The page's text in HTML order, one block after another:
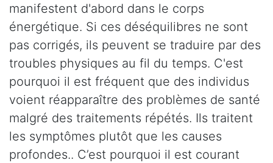
manifestent d'abord dans le corps
énergétique. Si ces déséquilibres ne sont
pas corrigés, ils peuvent se traduire par des
troubles physiques au fil du temps. C'est
pourquoi il est fréquent que des individus
voient réapparaître des problèmes de santé
malgré des traitements répétés. Ils traitent
les symptômes plutôt que les causes
profondes.. C’est pourquoi il est courant